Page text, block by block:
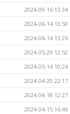
2024-09-16 13:34
2024-06-14 13:50
2024-06-14 13:26
2024-05-29 12:52
2024-05-14 10:24
2024-04-20 22:17
2024-04-18 12:27
2024-04-15 16:46